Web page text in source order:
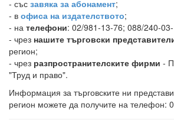
- със завяка за абонамент;
- в офиса на издателството;
- на телефони: 02/981-13-76; 088/240-
- чрез нашите търговски
регион;
- чрез разпространителските фирми -
"Труд и право".
Информация за търговските ни
регион можете да получите на телефон: